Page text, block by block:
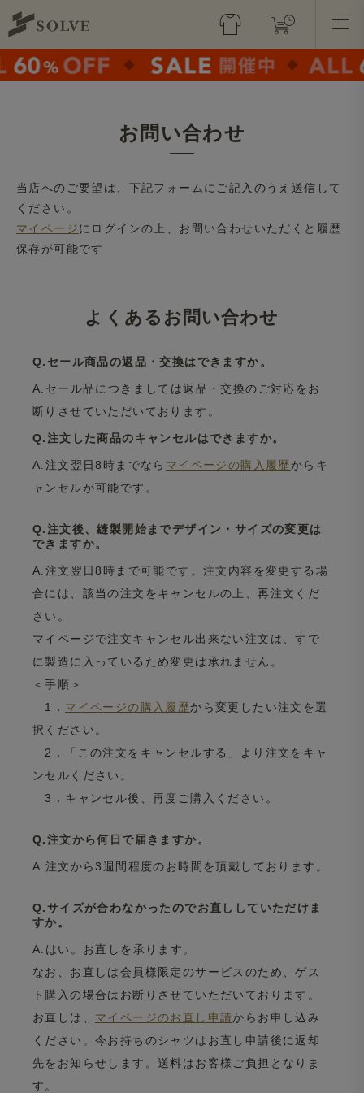
お問い合わせ
当店へのご要望は、下記フォームにご記入のうえ送信して
ください。
マイページにログインの上、お問い合わせいただくと履歴
保存が可能です
よくあるお問い合わせ
Q.セール商品の返品・交換はできますか。
A.セール品につきましては返品・交換のご対応をお
断りさせていただいております。
Q.注文した商品のキャンセルはできますか。
A.注文翌日8時までなら マイページの購入履歴からキ
ャンセルが可能です。
Q.注文後、縫製開始までデザイン・サイズの変更は
できますか。
A.注文翌日8時まで可能です。注文内容を変更する場
合には、該当の注文をキャンセルの上、再注文くだ
さい。
マイページで注文キャンセル出来ない注文は、すで
に製造に入っているため変更は承れません。
＜手順＞
1． マイページの購入履歴から変更したい注文を選
択ください。
2．「この注文をキャンセルする」より注文をキャ
ンセルください。
3．キャンセル後、再度ご購入ください。
Q.注文から何日で届きますか。
A.注文から3週間程度のお時間を頂戴しております。
Q.サイズが合わなかったのでお直ししていただけま
すか。
A.はい。お直しを承ります。
なお、お直しは会員様限定のサービスのため、ゲス
ト購入の場合はお断りさせていただいております。
お直しは、 マイページのお直し申請からお申し込み
ください。今お持ちのシャツはお直し申請後に返却
先をお知らせします。送料はお客様ご負担となりま
す。